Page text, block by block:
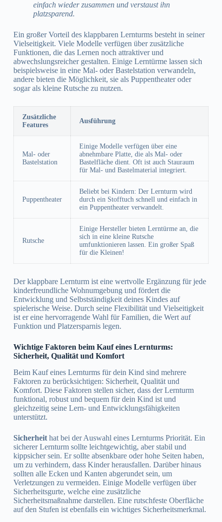
einfach wieder zusammen und verstaust ihn
platzsparend.
Ein großer Vorteil des klappbaren Lernturms besteht in seiner
Vielseitigkeit. Viele Modelle verfügen über zusätzliche
Funktionen, die das Lernen noch attraktiver und
abwechslungsreicher gestalten. Einige Lerntürme lassen sich
beispielsweise in eine Mal- oder Bastelstation verwandeln,
andere bieten die Möglichkeit, sie als Puppentheater oder
sogar als kleine Rutsche zu nutzen.
Zusätzliche
Features
Ausführung
Mal- oder
Bastelstation
Einige Modelle verfügen über eine
abnehmbare Platte, die als Mal- oder
Bastelfläche dient. Oft ist auch Stauraum
für Mal- und Bastelmaterial integriert.
Puppentheater
Beliebt bei Kindern: Der Lernturm wird
durch ein Stofftuch schnell und einfach in
ein Puppentheater verwandelt.
Rutsche
Einige Hersteller bieten Lerntürme an, die
sich in eine kleine Rutsche
umfunktionieren lassen. Ein großer Spaß
für die Kleinen!
Der klappbare Lernturm ist eine wertvolle Ergänzung für jede
kinderfreundliche Wohnumgebung und fördert die
Entwicklung und Selbstständigkeit deines Kindes auf
spielerische Weise. Durch seine Flexibilität und Vielseitigkeit
ist er eine hervorragende Wahl für Familien, die Wert auf
Funktion und Platzersparnis legen.
Wichtige Faktoren beim Kauf eines Lernturms:
Sicherheit, Qualität und Komfort
Beim Kauf eines Lernturms für dein Kind sind mehrere
Faktoren zu berücksichtigen: Sicherheit, Qualität und
Komfort. Diese Faktoren stellen sicher, dass der Lernturm
funktional, robust und bequem für dein Kind ist und
gleichzeitig seine Lern- und Entwicklungsfähigkeiten
unterstützt.
Sicherheithat bei der Auswahl eines Lernturms Priorität. Ein
sicherer Lernturm sollte leichtgewichtig, aber stabil und
kippsicher sein. Er sollte absenkbare oder hohe Seiten haben,
um zu verhindern, dass Kinder herausfallen. Darüber hinaus
sollten alle Ecken und Kanten abgerundet sein, um
Verletzungen zu vermeiden. Einige Modelle verfügen über
Sicherheitsgurte, welche eine zusätzliche
Sicherheitsmaßnahme darstellen. Eine rutschfeste Oberfläche
auf den Stufen ist ebenfalls ein wichtiges Sicherheitsmerkmal.